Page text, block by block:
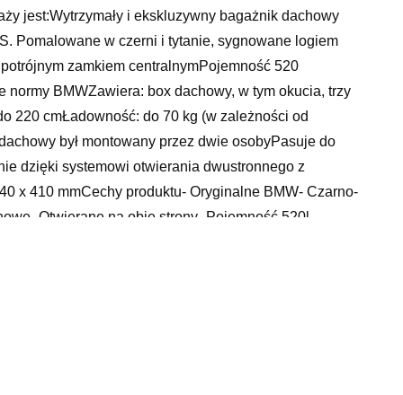
jest:Wytrzymały i ekskluzywny bagażnik dachowy
Pomalowane w czerni i tytanie, sygnowane logiem
zamkiem centralnymPojemność 520
BMWZawiera: box dachowy, w tym okucia, trzy
220 cmŁadowność: do 70 kg (w zależności od
był montowany przez dwie osobyPasuje do
dzięki systemowi otwierania dwustronnego z
x 410 mmCechy produktu- Oryginalne BMW- Czarno-
Otwierane na obie strony- Pojemność 520l-